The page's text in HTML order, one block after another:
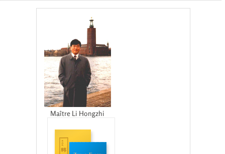
Maître Li Hongzhi